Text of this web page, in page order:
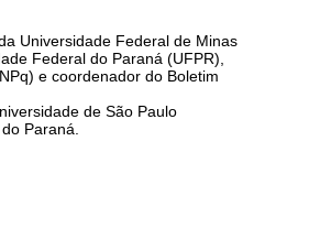
Universidade Federal de Minas
Federal do Paraná (UFPR),
e coordenador do Boletim
de São Paulo
Paraná.